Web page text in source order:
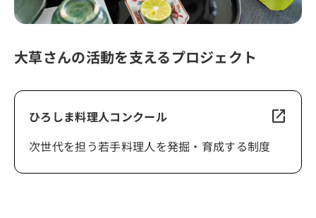
大草さんの活動を支えるプロジェクト
ひろしま料理人コンクール open_in_new
次世代を担う若手料理人を発掘・育成する制度